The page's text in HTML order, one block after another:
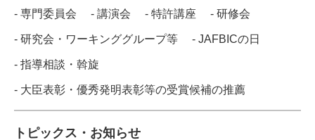
- 専門委員会 - 講演会 - 特許講座 - 研修会
- 研究会・ワーキンググループ等 - JAFBICの日
- 指導相談・斡旋
- 大臣表彰・優秀発明表彰等の受賞候補の推薦
トピックス・お知らせ